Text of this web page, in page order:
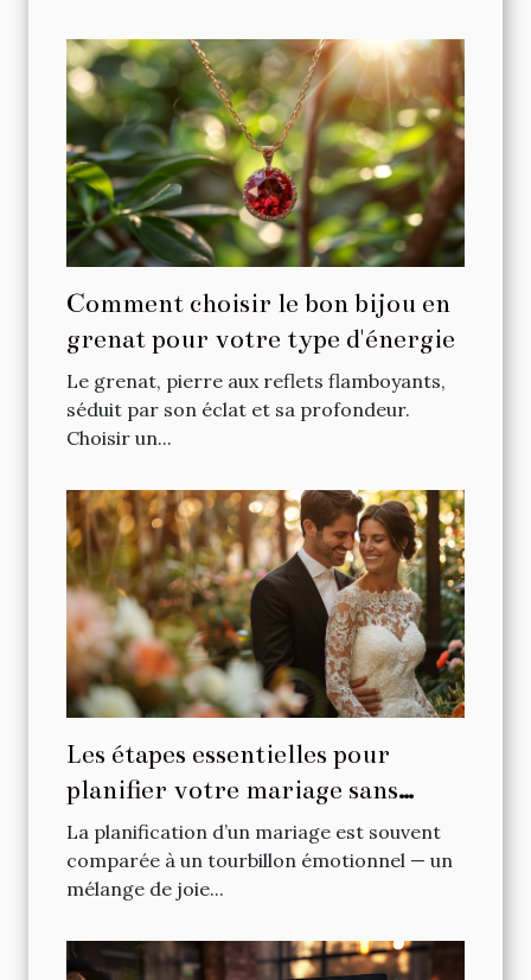
Comment choisir le bon bijou en
grenat pour votre type d'énergie
Le grenat, pierre aux reflets flamboyants,
séduit par son éclat et sa profondeur.
Choisir un...
Les étapes essentielles pour
planifier votre mariage sans
stress
La planification d’un mariage est souvent
comparée à un tourbillon émotionnel — un
mélange de joie...